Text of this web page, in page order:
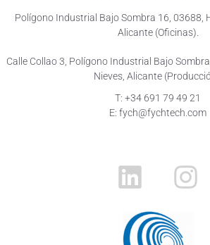
Polígono Industrial Bajo Sombra 16, 03688,
Alicante (Oficinas).
Calle Collao 3, Polígono Industrial Bajo
Nieves, Alicante
T: +34 691 79 49 21
E: fych@fychtech.com